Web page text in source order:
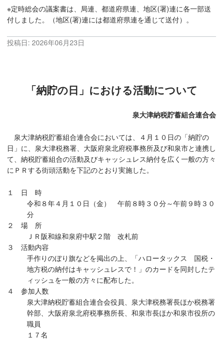
※定時総会の議案書は、局連、都道府県連、地区(署)連に各一部送
付しました。（地区(署)連には都道府県連を通じて送付）。
投稿日: 2026年06月23日
「納貯の日」における活動について
泉大津納税貯蓄組合連合会
泉大津納税貯蓄組合連合会においては、４月１０日の「納貯の
日」に、泉大津税務署、大阪府泉北府税事務所及び和泉市と連携し
て、納税貯蓄組合の活動及びキャッシュレス納付を広く一般の方々
にＰＲする街頭活動を下記のとおり実施した。
１ 日 時
令和８年４月１０日（金） 午前８時３０分～午前９時３０
分
２ 場 所
ＪＲ阪和線和泉府中駅２階 改札前
３ 活動内容
手作りのぼり旗などを掲出の上、「ハロータックス 国税・
地方税の納付はキャッシュレスで！」のカードを同封したテ
ィッシュを一般の方々に配布した。
４ 参加人数
泉大津納税貯蓄組合連合会役員、泉大津税務署長ほか税務署
幹部、大阪府泉北府税事務所長、和泉市長ほか和泉市役所の
職員
１７名